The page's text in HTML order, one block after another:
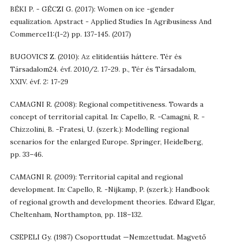
BÉKI P. - GÉCZI G. (2017): Women on ice -gender
equalization. Apstract - Applied Studies In Agribusiness And
Commerce11:(1-2) pp. 137-145. (2017)
BUGOVICS Z. (2010): Az elitidentiás háttere. Tér és
Társadalom24. évf. 2010/2. 17-29. p., Tér és Társadalom,
XXIV. évf. 2: 17-29
CAMAGNI R. (2008): Regional competitiveness. Towards a
concept of territorial capital. In: Capello, R. -Camagni, R. -
Chizzolini, B. -Fratesi, U. (szerk.): Modelling regional
scenarios for the enlarged Europe. Springer, Heidelberg,
pp. 33–46.
CAMAGNI R. (2009): Territorial capital and regional
development. In: Capello, R. -Nijkamp, P. (szerk.): Handbook
of regional growth and development theories. Edward Elgar,
Cheltenham, Northampton, pp. 118–132.
CSEPELI Gy. (1987) Csoporttudat —Nemzettudat. Magvető